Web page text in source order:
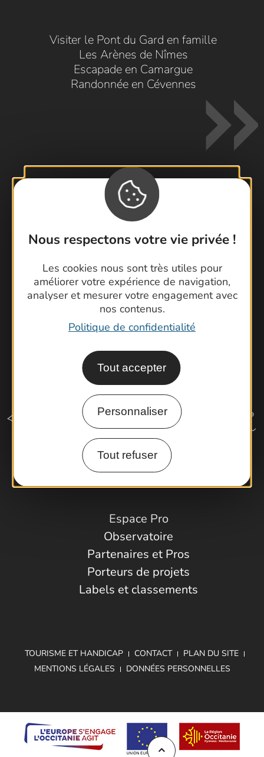
Nous respectons votre vie privée !
Les cookies nous sont très utiles pour
améliorer votre expérience de navigation,
analyser et mesurer votre engagement avec
nos contenus.
Politique de confidentialité
Tout accepter
Personnaliser
Tout refuser
Visiter le Pont du Gard en famille
Les Arènes de Nîmes
Escapade en Camargue
Randonnée en Cévennes
Contactez-nous !
Foire aux questions
Brochures
Cartoguides et Topoguides
Latitude Gard
Comment venir ?
Espace Pro
Observatoire
Partenaires et Pros
Porteurs de projets
Labels et classements
TOURISME ET HANDICAP CONTACT
PLAN DU SITE
MENTIONS LÉGALES
DONNÉES PERSONNELLES